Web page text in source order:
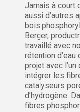
Jamais à court
aussi d’autres
bois
Berger,
travaillé avec
rétention
projet avec l’un
intégrer les
catalyseurs
d’hydrogène.
fibres